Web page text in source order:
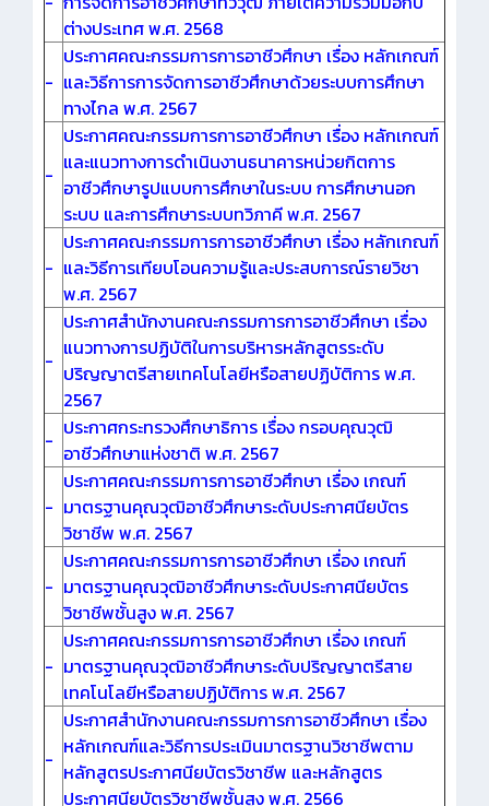
ต่างประเทศ พ.ศ. 2568
-
ประกาศคณะกรรมการการอาชีวศึกษา เรื่อง หลักเกณฑ์
และวิธีการการจัดการอาชีวศึกษาด้วยระบบการศึกษา
ทางไกล พ.ศ. 2567
-
ประกาศคณะกรรมการการอาชีวศึกษา เรื่อง หลักเกณฑ์
และแนวทางการดำเนินงานธนาคารหน่วยกิตการ
อาชีวศึกษารูปแบบการศึกษาในระบบ การศึกษานอก
ระบบ และการศึกษาระบบทวิภาคี พ.ศ. 2567
-
ประกาศคณะกรรมการการอาชีวศึกษา เรื่อง หลักเกณฑ์
และวิธีการเทียบโอนความรู้และประสบการณ์รายวิชา
พ.ศ. 2567
-
ประกาศสำนักงานคณะกรรมการการอาชีวศึกษา เรื่อง
แนวทางการปฏิบัติในการบริหารหลักสูตรระดับ
ปริญญาตรีสายเทคโนโลยีหรือสายปฏิบัติการ พ.ศ.
2567
- ประกาศกระทรวงศึกษาธิการ เรื่อง กรอบคุณวุฒิ
อาชีวศึกษาแห่งชาติ พ.ศ. 2567
-
ประกาศคณะกรรมการการอาชีวศึกษา เรื่อง เกณฑ์
มาตรฐานคุณวุฒิอาชีวศึกษาระดับประกาศนียบัตร
วิชาชีพ พ.ศ. 2567
-
ประกาศคณะกรรมการการอาชีวศึกษา เรื่อง เกณฑ์
มาตรฐานคุณวุฒิอาชีวศึกษาระดับประกาศนียบัตร
วิชาชีพชั้นสูง พ.ศ. 2567
-
ประกาศคณะกรรมการการอาชีวศึกษา เรื่อง เกณฑ์
มาตรฐานคุณวุฒิอาชีวศึกษาระดับปริญญาตรีสาย
เทคโนโลยีหรือสายปฏิบัติการ พ.ศ. 2567
-
ประกาศสำนักงานคณะกรรมการการอาชีวศึกษา เรื่อง
หลักเกณฑ์และวิธีการประเมินมาตรฐานวิชาชีพตาม
หลักสูตรประกาศนียบัตรวิชาชีพ และหลักสูตร
ประกาศนียบัตรวิชาชีพชั้นสูง พ.ศ. 2566